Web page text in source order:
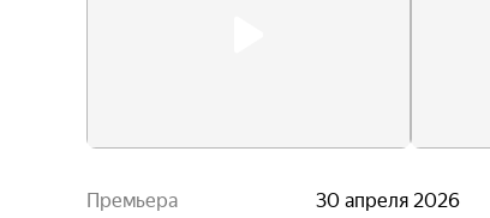
Премьера
30 апреля 2026